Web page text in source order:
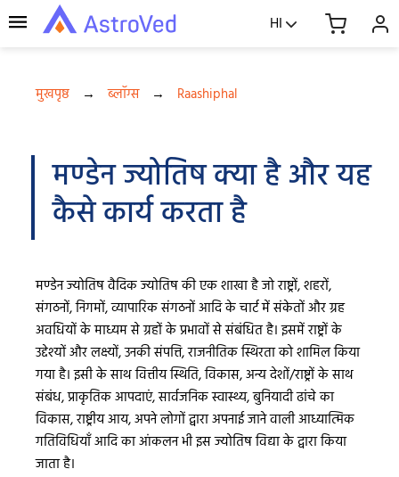
HI
मुखपृष्ठ → ब्लॉग्स → Raashiphal
मण्डेन ज्योतिष क्या है और यह
कैसे कार्य करता है
मण्डेन ज्योतिष वैदिक ज्योतिष की एक शाखा है जो राष्ट्रों, शहरों,
संगठनों, निगमों, व्यापारिक संगठनों आदि के चार्ट में संकेतों और ग्रह
अवधियों के माध्यम से ग्रहों के प्रभावों से संबंधित है। इसमें राष्ट्रों के
उद्देश्यों और लक्ष्यों, उनकी संपत्ति, राजनीतिक स्थिरता को शामिल किया
गया है। इसी के साथ वित्तीय स्थिति, विकास, अन्य देशों/राष्ट्रों के साथ
संबंध, प्राकृतिक आपदाएं, सार्वजनिक स्वास्थ्य, बुनियादी ढांचे का
विकास, राष्ट्रीय आय, अपने लोगों द्वारा अपनाई जाने वाली आध्यात्मिक
गतिविधियाँ आदि का आंकलन भी इस ज्योतिष विद्या के द्वारा किया
जाता है।